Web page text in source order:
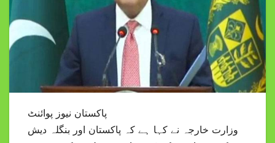
پاکستان نیوز پوائنٹ
وزارت خارجہ نے کہا ہے کہ پاکستان اور بنگلہ دیش